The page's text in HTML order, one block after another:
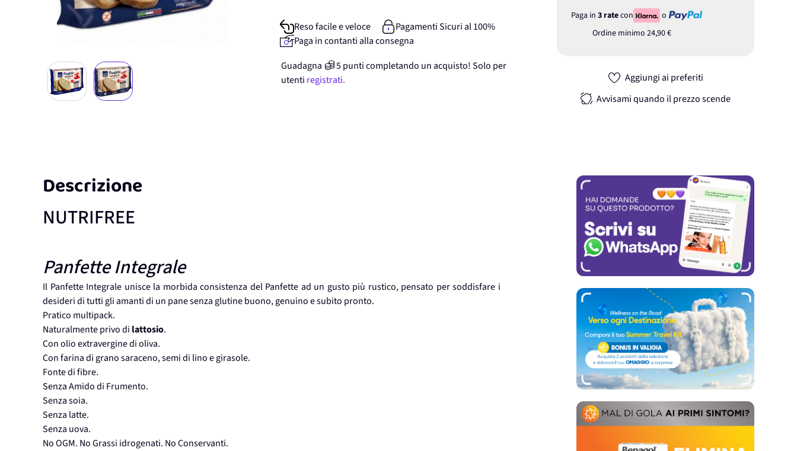
View larger imageView larger image
Paga in 3 ratecon
o
Ordine minimo 24,90 €
Aggiungi ai preferiti
Avvisami quando il prezzo scende
Reso facile e veloce
Pagamenti Sicuri al 100%
Paga in contanti alla consegna
Guadagna
5punticompletando un acquisto! Solo per
utenti registrati.
Descrizione
NUTRIFREE
Panfette Integrale
Il Panfette Integrale unisce la morbida consistenza del Panfette ad un gusto più rustico, pensato per soddisfare i
desideri di tutti gli amanti di un pane senza glutine buono, genuino e subito pronto.
Pratico multipack.
Naturalmente privo di lattosio.
Con olio extravergine di oliva.
Con farina di grano saraceno, semi di lino e girasole.
Fonte di fibre.
Senza Amido di Frumento.
Senza soia.
Senza latte.
Senza uova.
No OGM. No Grassi idrogenati. No Conservanti.